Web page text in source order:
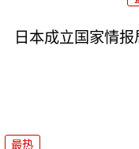
日本成立国家情
最热